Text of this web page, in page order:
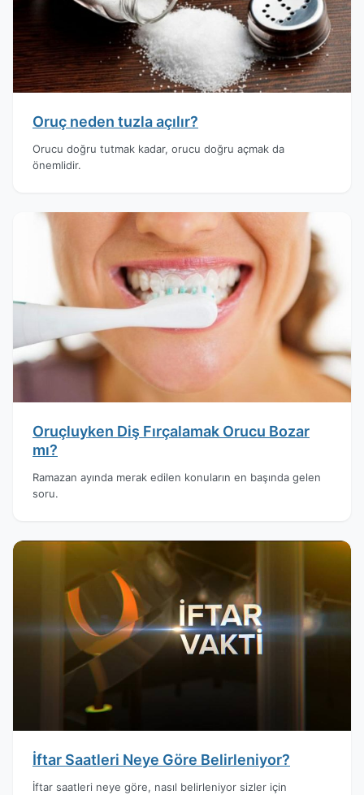
Oruç neden tuzla açılır?
Orucu doğru tutmak kadar, orucu doğru açmak da
önemlidir.
Oruçluyken Diş Fırçalamak Orucu Bozar
mı?
Ramazan ayında merak edilen konuların en başında gelen
soru.
İftar Saatleri Neye Göre Belirleniyor?
İftar saatleri neye göre, nasıl belirleniyor sizler için